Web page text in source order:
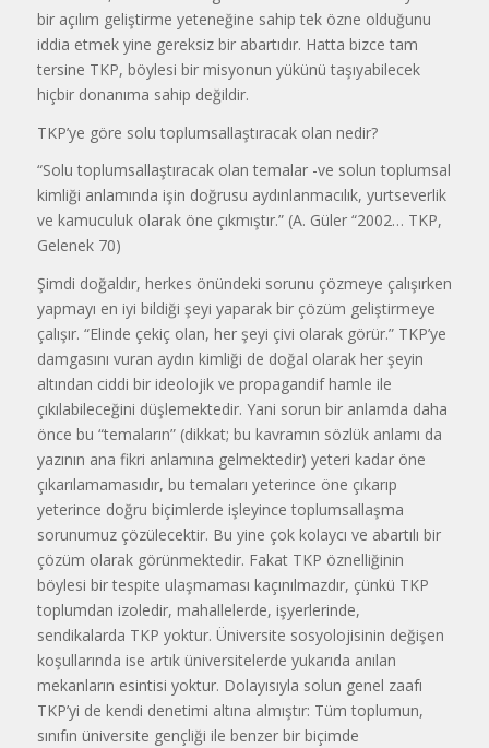
bir açılım geliştirme yeteneğine sahip tek özne olduğunu
iddia etmek yine gereksiz bir abartıdır. Hatta bizce tam
tersine TKP, böylesi bir misyonun yükünü taşıyabilecek
hiçbir donanıma sahip değildir.
TKP’ye göre solu toplumsallaştıracak olan nedir?
“Solu toplumsallaştıracak olan temalar -ve solun toplumsal
kimliği anlamında işin doğrusu aydınlanmacılık, yurtseverlik
ve kamuculuk olarak öne çıkmıştır.” (A. Güler “2002… TKP,
Gelenek 70)
Şimdi doğaldır, herkes önündeki sorunu çözmeye çalışırken
yapmayı en iyi bildiği şeyi yaparak bir çözüm geliştirmeye
çalışır. “Elinde çekiç olan, her şeyi çivi olarak görür.” TKP’ye
damgasını vuran aydın kimliği de doğal olarak her şeyin
altından ciddi bir ideolojik ve propagandif hamle ile
çıkılabileceğini düşlemektedir. Yani sorun bir anlamda daha
önce bu “temaların” (dikkat; bu kavramın sözlük anlamı da
yazının ana fikri anlamına gelmektedir) yeteri kadar öne
çıkarılamamasıdır, bu temaları yeterince öne çıkarıp
yeterince doğru biçimlerde işleyince toplumsallaşma
sorunumuz çözülecektir. Bu yine çok kolaycı ve abartılı bir
çözüm olarak görünmektedir. Fakat TKP öznelliğinin
böylesi bir tespite ulaşmaması kaçınılmazdır, çünkü TKP
toplumdan izoledir, mahallelerde, işyerlerinde,
sendikalarda TKP yoktur. Üniversite sosyolojisinin değişen
koşullarında ise artık üniversitelerde yukarıda anılan
mekanların esintisi yoktur. Dolayısıyla solun genel zaafı
TKP’yi de kendi denetimi altına almıştır: Tüm toplumun,
sınıfın üniversite gençliği ile benzer bir biçimde